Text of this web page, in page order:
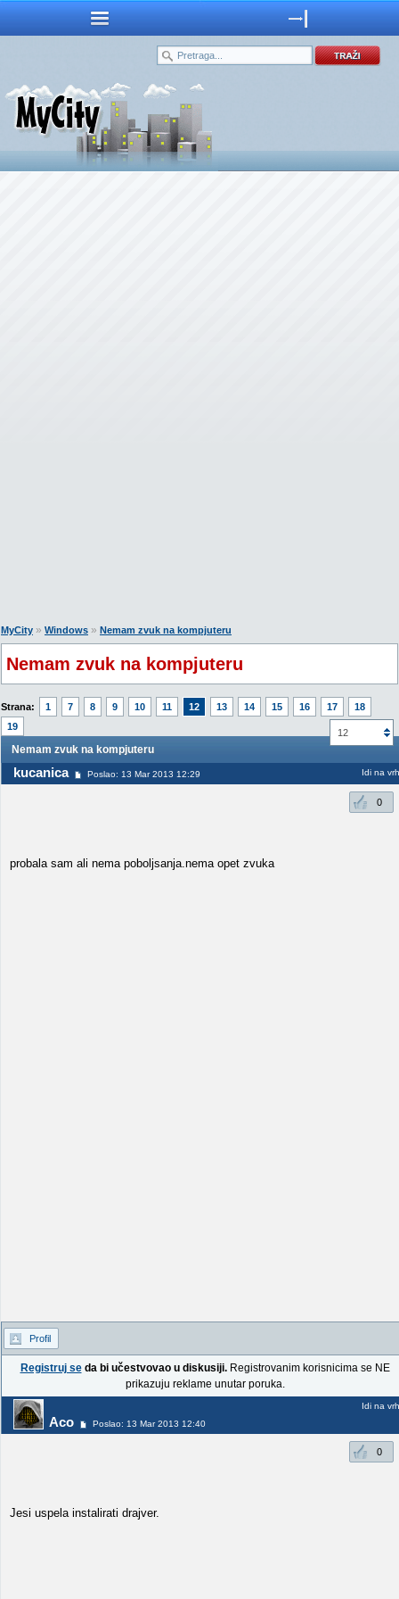
MyCity » Windows » Nemam zvuk na kompjuteru
Nemam zvuk na kompjuteru
Strana: 1 7 8 9 10 11 12 13 14 15 16 17
18
19
12
Nemam zvuk na kompjuteru
kucanica Poslao: 13 Mar 2013 12:29 Idi na vrh
0
probala sam ali nema poboljsanja.nema opet zvuka
Profil
Registruj seda bi učestvovao u diskusiji.Registrovanim korisnicima se NE
prikazuju reklame unutar poruka.
Aco Poslao: 13 Mar 2013 12:40
Idi na vrh
0
Jesi uspela instalirati drajver.